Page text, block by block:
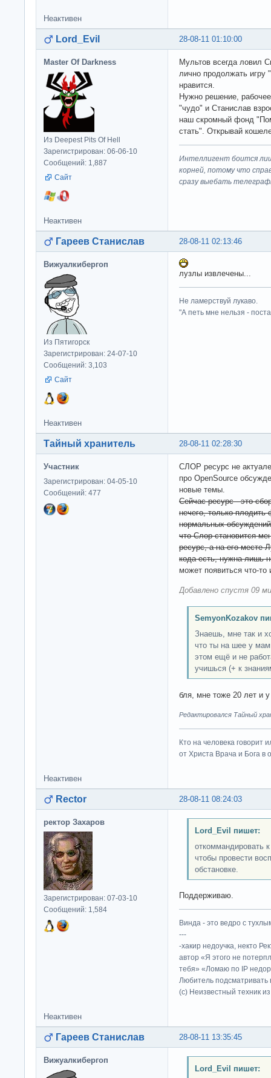
Неактивен
28-08-11 01:10:00
Lord_Evil
Master Of Darkness
Из Deepest Pits Of Hell
Зарегистрирован: 06-06-10
Сообщений: 1,887
Сайт
Мультов всегда ловил
лично продолжать игру
нравится.
Нужно решение,
"чудо" и Станислав
наш скромный фонд
стать". Открывай
Интеллигент боится
корней, потому что
сразу выeбaть
Неактивен
28-08-11 02:13:46
Гареев Станислав
Вижуалкибергоп
Из Пятигорск
Зарегистрирован: 24-07-10
Сообщений: 3,103
Сайт
лузлы извлечены...
Не ламерствуй лукаво.
"А петь мне нельзя -
Неактивен
28-08-11 02:28:30
Тайный хранитель
Участник
Зарегистрирован: 04-05-10
Сообщений: 477
СЛОР ресурс не
про OpenSource
новые темы.
Сейчас ресурс - это
нечего, только
нормальных
что Слор становится
ресурс, а на его месте
кода есть, нужна лишь
может появиться что-то
Добавлено спустя 09
SemyonKozakov
Знаешь, мне так и
что ты на шее у
этом ещё и не
учишься (+ к
бля, мне тоже 20 лет и
Редактировался Тайный
Кто на человека говорит
от Христа Врача и Бога в
Неактивен
28-08-11 08:24:03
Rector
ректор Захаров
Зарегистрирован: 07-03-10
Сообщений: 1,584
Lord_Evil пишет:
откоммандировать
чтобы провести
обстановке.
Поддерживаю.
Винда - это ведро с
---
-хакир недоучка, некто
автор «Я этого не
тебя» «Ломаю по IP
Любитель подсматривать
(c) Неизвестный техник
Неактивен
28-08-11 13:35:45
Гареев Станислав
Вижуалкибергоп
Lord_Evil пишет: